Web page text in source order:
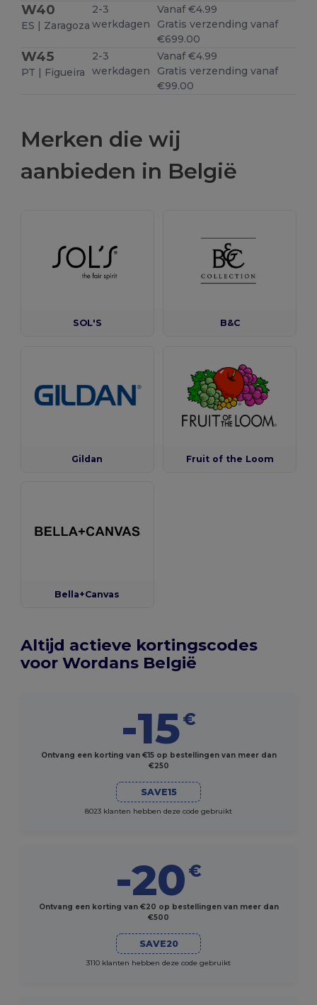
W40
ES | Zaragoza
2-3
werkdagen
Vanaf €4.99
Gratis verzending vanaf
€699.00
W45
PT | Figueira
2-3
werkdagen
Vanaf €4.99
Gratis verzending vanaf
€99.00
Merken die wij
aanbieden in België
SOL'S B&C
Gildan Fruit of the Loom
Bella+Canvas
Altijd actieve kortingscodes
voor Wordans België
-15€
Ontvang een korting van €15 op bestellingen van meer dan
€250
SAVE15
8023 klanten hebben deze code gebruikt
-20 €
Ontvang een korting van €20 op bestellingen van meer dan
€500
SAVE20
3110 klanten hebben deze code gebruikt